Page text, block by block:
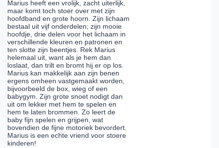
Marius heeft een vrolijk, zacht uiterlijk,
maar komt toch stoer over met zijn
hoofdband en grote hoorn. Zijn lichaam
bestaal uit vijf onderdelen; zijn mooie
hoofdje, drie delen voor het lichaam in
verschillende kleuren en patronen en
ten slotte zijn beentjes. Rek Marius
helemaal uit, want als je hem dan
loslaat, dan trilt en bromt hij er op los.
Marius kan makkelijk aan zijn benen
ergens omheen vastgemaakt worden,
bijvoorbeeld de box, wieg of een
babygym. Zijn grote snoet nodigt dan
uit om lekker met hem te spelen en
hem te laten brommen. Zo leert de
baby fijn spelen en grijpen, wat
bovendien de fijne motoriek bevordert.
Marius is een echte vriend voor stoere
kinderen!